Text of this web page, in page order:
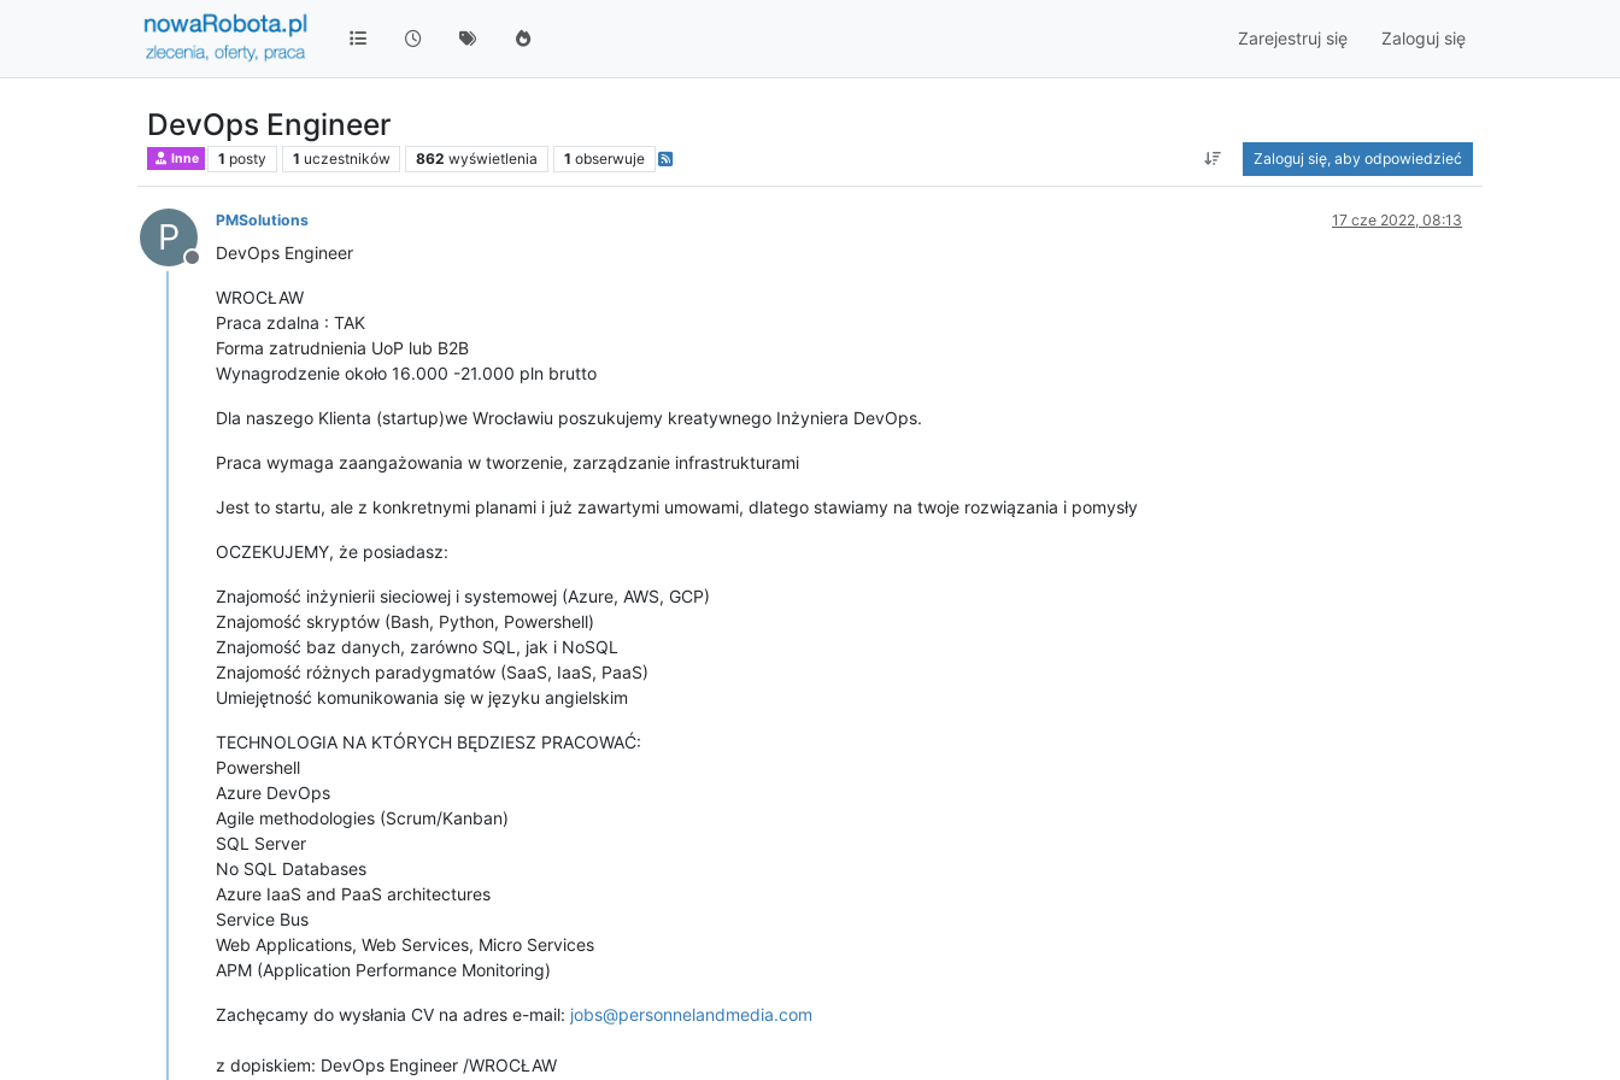
Zarejestruj się Zaloguj się
DevOps Engineer
Inne 1 posty 1 uczestników 862 wyświetlenia 1 obserwuje Zaloguj się, aby odpowiedzieć
P
Niedostępny
PMSolutions 17 cze 2022, 08:13
DevOps Engineer
WROCŁAW
Praca zdalna : TAK
Forma zatrudnienia UoP lub B2B
Wynagrodzenie około 16.000 -21.000 pln brutto
Dla naszego Klienta (startup)we Wrocławiu poszukujemy kreatywnego Inżyniera DevOps.
Praca wymaga zaangażowania w tworzenie, zarządzanie infrastrukturami
Jest to startu, ale z konkretnymi planami i już zawartymi umowami, dlatego stawiamy na twoje rozwiązania i pomysły
OCZEKUJEMY, że posiadasz:
Znajomość inżynierii sieciowej i systemowej (Azure, AWS, GCP)
Znajomość skryptów (Bash, Python, Powershell)
Znajomość baz danych, zarówno SQL, jak i NoSQL
Znajomość różnych paradygmatów (SaaS, IaaS, PaaS)
Umiejętność komunikowania się w języku angielskim
TECHNOLOGIA NA KTÓRYCH BĘDZIESZ PRACOWAĆ:
Powershell
Azure DevOps
Agile methodologies (Scrum/Kanban)
SQL Server
No SQL Databases
Azure IaaS and PaaS architectures
Service Bus
Web Applications, Web Services, Micro Services
APM (Application Performance Monitoring)
Zachęcamy do wysłania CV na adres e-mail: jobs@personnelandmedia.com
z dopiskiem: DevOps Engineer /WROCŁAW